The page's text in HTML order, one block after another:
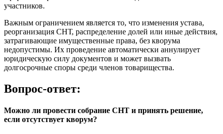
участников.
Важным ограничением является то, что изменения устава,
реорганизация СНТ, распределение долей или иные действия,
затрагивающие имущественные права, без кворума
недопустимы. Их проведение автоматически аннулирует
юридическую силу документов и может вызвать
долгосрочные споры среди членов товарищества.
Вопрос-ответ:
Можно ли провести собрание СНТ и принять решение,
если отсутствует кворум?